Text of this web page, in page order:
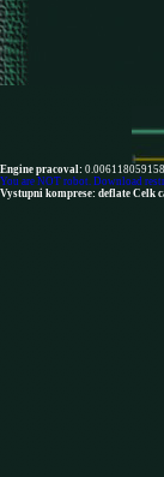
Engine pracoval:
You are NOT robot. Download
Vystupni komprese: deflate Celk